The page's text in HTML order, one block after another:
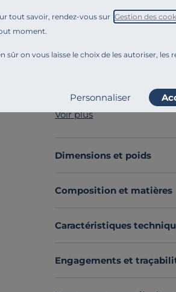
tout savoir, rendez-vous sur " Gestion des
moment.
sûr on vous laisse le choix de les autoriser, les
Personnaliser
Le fauteuil relax Charlie
Il est équipé d'un pied
esthétique moderne.
version,
mécanisme qui vous
Profitez de moments de
Découvrez toute notre
Voir plus
Dimensions et poids
Composition et matières
Caractéristiques
Engagements et